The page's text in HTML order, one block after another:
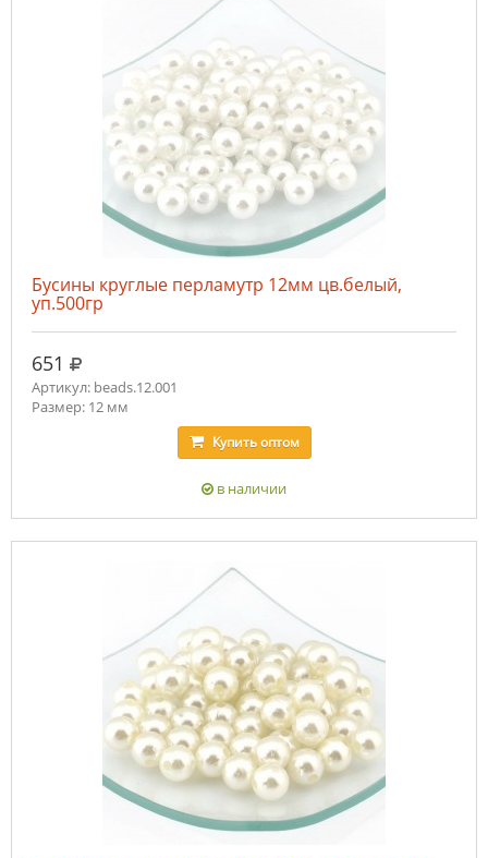
Бусины круглые перламутр 12мм цв.белый,
уп.500гр
651 руб.
Артикул: beads.12.001
Размер: 12 мм
Купитьоптом
в наличии